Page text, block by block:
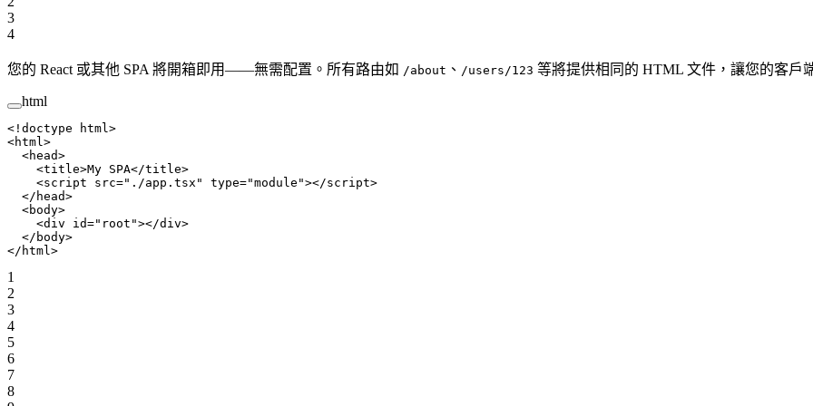
3
4
您的 React 或其他 SPA 將開箱即用——無需配置。所有路由如 /about 、 /users/123 等將提供相同的 HTML 文件，讓您的客戶
html
<! doctype html >
<html >
  <
head>
    <
title>My SPA</title>
    <
script src="./app.tsx" type="module"></script>
  </
head>
  <
body>
    <
div id="root"></div>
  </
body>
</ html >
1
2
3
4
5
6
7
8